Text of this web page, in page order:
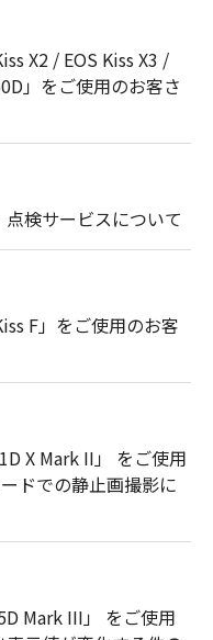
X2 / EOS Kiss X3 /
」をご使用のお客さ
検サービスについて
F」をご使用のお客
X Mark II」 をご使用
ドでの静止画撮影に
Mark III」 をご使用